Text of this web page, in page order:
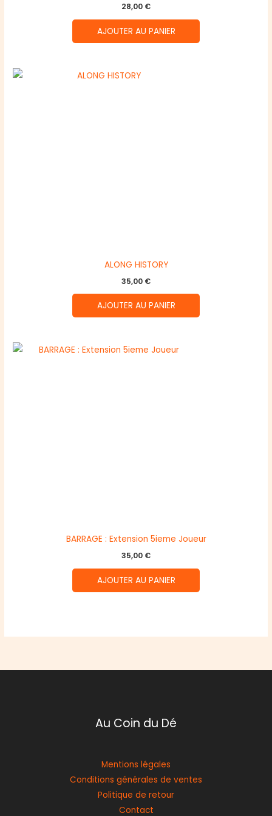
28,00 €
AJOUTER AU PANIER
ALONG HISTORY
35,00 €
AJOUTER AU PANIER
BARRAGE : Extension 5ieme Joueur
35,00 €
AJOUTER AU PANIER
Au Coin du Dé
Mentions légales
Conditions générales de ventes
Politique de retour
Contact